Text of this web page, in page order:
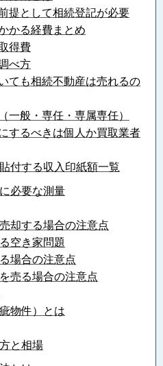
提として相続登記が必要
かる経費まとめ
得費
べ方
ても相続不動産は売れるの
一般・専任・専属専任）
するべきは個人か買取業者
付する収入印紙額一覧
必要な測量
却する場合の注意点
空き家問題
場合の注意点
売る場合の注意点
物件）とは
と相場